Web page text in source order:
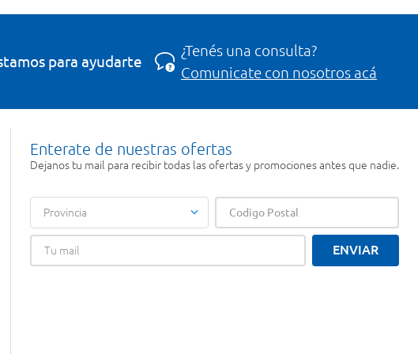
para ayudarte
¿Tenés una consulta?
Comunicate con nosotros acá
Enterate de nuestras ofertas
Dejanos tu mail para recibir todas las ofertas y promociones antes que nadie.
Provincia
ENVIAR